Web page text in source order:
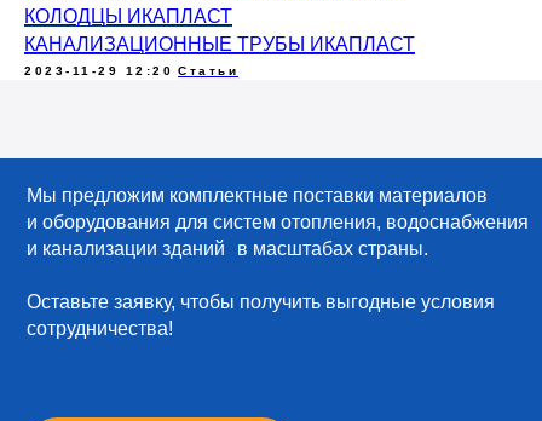
КОЛОДЦЫ ИКАПЛАСТ
КАНАЛИЗАЦИОННЫЕ ТРУБЫ ИКАПЛАСТ
2023-11-29 12:20 Статьи
Мы предложим комплектные поставки материалов
и оборудования для систем отопления, водоснабжения
и канализации зданий в масштабах страны.
Оставьте заявку, чтобы получить выгодные условия
сотрудничества!